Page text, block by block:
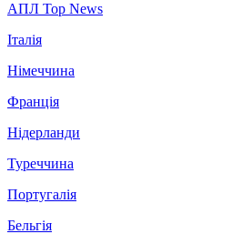
АПЛ Top News
Італія
Німеччина
Франція
Нідерланди
Туреччина
Португалія
Бельгія